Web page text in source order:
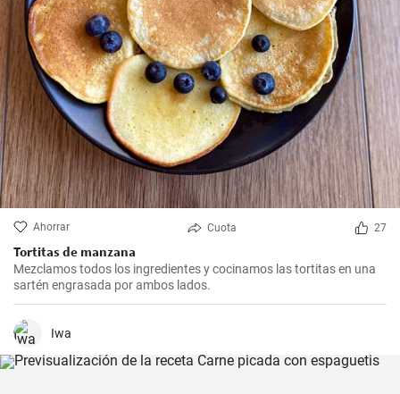
Ahorrar Cuota 27
Tortitas de manzana
Mezclamos todos los ingredientes y cocinamos las tortitas en una
sartén engrasada por ambos lados.
Iwa